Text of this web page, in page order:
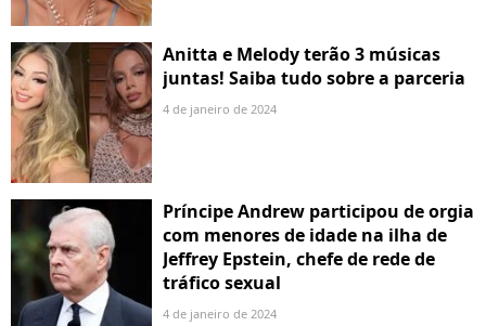
Anitta e Melody terão 3 músicas
juntas! Saiba tudo sobre a parceria
4 de janeiro de 2024
Príncipe Andrew participou de orgia
com menores de idade na ilha de
Jeffrey Epstein, chefe de rede de
tráfico sexual
4 de janeiro de 2024